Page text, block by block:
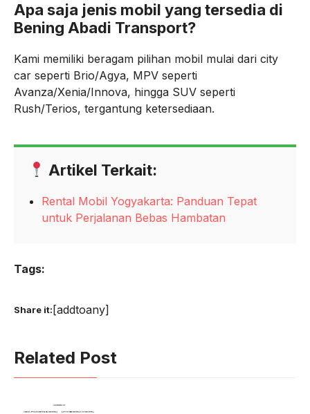
Apa saja jenis mobil yang tersedia di
Bening Abadi Transport?
Kami memiliki beragam pilihan mobil mulai dari city
car seperti Brio/Agya, MPV seperti
Avanza/Xenia/Innova, hingga SUV seperti
Rush/Terios, tergantung ketersediaan.
Artikel Terkait:
Rental Mobil Yogyakarta: Panduan Tepat
untuk Perjalanan Bebas Hambatan
Tags:
Share it: [addtoany]
Related Post